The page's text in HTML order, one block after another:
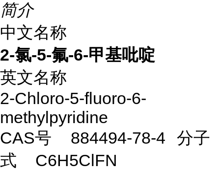
简介
中文名称
2-氯-5-氟-6-甲基吡啶
英文名称
2-Chloro-5-fluoro-6-
methylpyridine
CAS号
884494-78-4
分子
式
C6H5ClFN